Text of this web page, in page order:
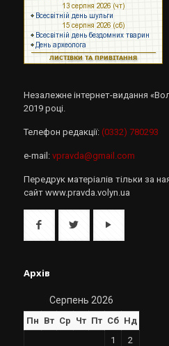
Незалежне інтернет-видання
2019 році.
Телефон редакції: (0332) 780293
e-mail: vpravda@gmail.com
Передрук матеріалів тільки за
сайт www.pravda.volyn.ua
Архів
Серпень 2026
Пн Вт Ср Чт Пт Сб Нд
1
2